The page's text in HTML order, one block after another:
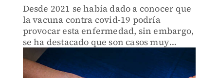
Desde 2021 se había dado a conocer que
la vacuna contra covid-19 podría
provocar esta enfermedad, sin embargo,
se ha destacado que son casos muy
raros.